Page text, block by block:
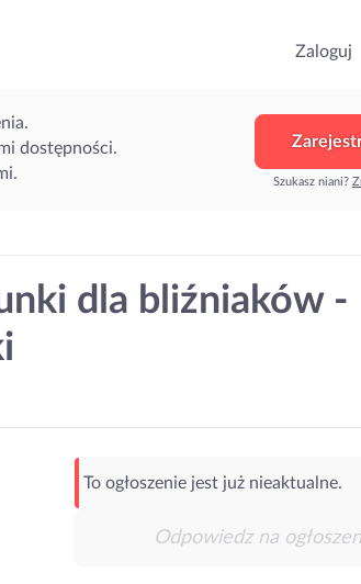
Zaloguj
dostępności.
Szukasz niani?
dla bliźniaków -
To ogłoszenie jest już nieaktualne.
Odpowiedz na